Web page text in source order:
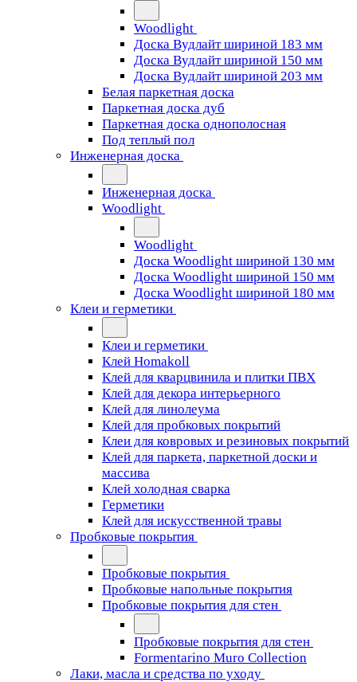
Woodlight
Доска Вудлайт шириной 183 мм
Доска Вудлайт шириной 150 мм
Доска Вудлайт шириной 203 мм
Белая паркетная доска
Паркетная доска дуб
Паркетная доска однополосная
Под теплый пол
Инженерная доска
Инженерная доска
Woodlight
Woodlight
Доска Woodlight шириной 130 мм
Доска Woodlight шириной 150 мм
Доска Woodlight шириной 180 мм
Клеи и герметики
Клеи и герметики
Клей Homakoll
Клей для кварцвинила и плитки ПВХ
Клей для декора интерьерного
Клей для линолеума
Клей для пробковых покрытий
Клеи для ковровых и резиновых покрытий
Клей для паркета, паркетной доски и
массива
Клей холодная сварка
Герметики
Клей для искусственной травы
Пробковые покрытия
Пробковые покрытия
Пробковые напольные покрытия
Пробковые покрытия для стен
Пробковые покрытия для стен
Formentarino Muro Collection
Лаки, масла и средства по уходу